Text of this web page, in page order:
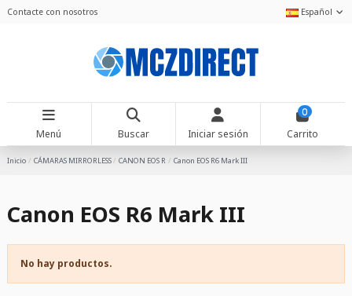
Contacte con nosotros Español
Menú Buscar Iniciar sesión
0
Carrito
Inicio CÁMARAS MIRRORLESS CANON EOS R Canon EOS R6 Mark III
Canon EOS R6 Mark III
No hay productos.